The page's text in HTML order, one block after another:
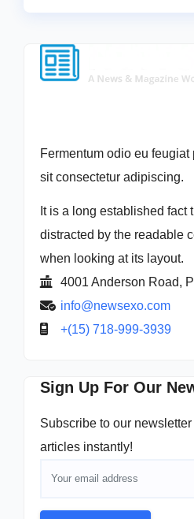
Fermentum odio eu
sit consectetur adipiscing.
It is a long established fact
distracted by the readable
when looking at its layout.
4001 Anderson Road,
info@newsexo.com
+(15) 718-999-3939
Sign Up For Our
Subscribe to our
articles instantly!